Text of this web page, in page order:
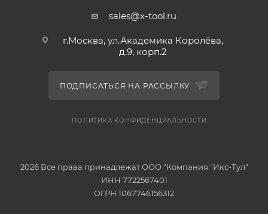
sales@x-tool.ru
г.Москва, ул.Академика Королёва,
д.9, корп.2
ПОДПИСАТЬСЯ НА РАССЫЛКУ
ПОЛИТИКА КОНФИДЕНЦИАЛЬНОСТИ
2026 Все права принадлежат ООО "Компания "Икс-Тул"
ИНН 7722567401
ОГРН 1067746156312